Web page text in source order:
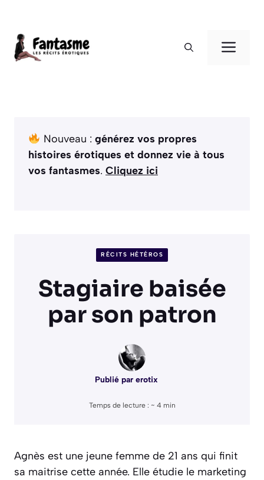
contenu
Nouveau : générez vos propres
histoires érotiques et donnez vie à tous
vos fantasmes. Cliquez ici
RÉCITS HÉTÉROS
Stagiaire baisée
par son patron
Publié par erotix
Temps de lecture : ~ 4min
Agnès est une jeune femme de 21 ans qui finit
sa maitrise cette année. Elle étudie le marketing